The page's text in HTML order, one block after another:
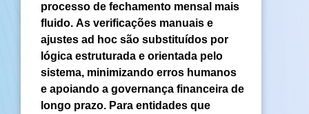
processo de fechamento mensal mais
fluido. As verificações manuais e
ajustes ad hoc são substituídos por
lógica estruturada e orientada pelo
sistema, minimizando erros humanos
e apoiando a governança financeira de
longo prazo. Para entidades que